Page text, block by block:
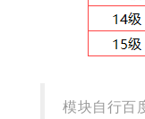
模块自行百